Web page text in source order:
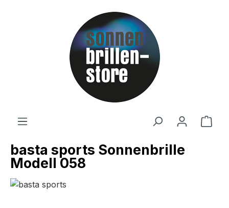
Zum Hauptinhalt springen
basta sports Sonnenbrille
Modell 058